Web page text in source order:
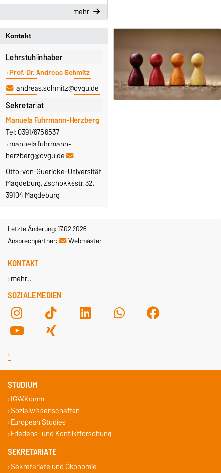
mehr
Kontakt
Lehrstuhlinhaber
Prof. Dr. Andreas Schmitz
andreas.schmitz@ovgu.de
Sekretariat
Manuela Fuhrmann-Herzberg
Tel: 0391/6756537
manuela.fuhrmann-
herzberg@ovgu.de
Otto-von-Guericke-Universität
Magdeburg, Zschokkestr. 32,
39104 Magdeburg
Letzte Änderung: 17.02.2026
Ansprechpartner:
Webmaster
SOZIALE MEDIEN
KONTAKT
mehr…
STUDIUM
IGW.Komm
Sozialwissenschaften
European Studies
Friedens- und Konfliktforschung
SEKRETARIATE
Sekretariate und Ökonomie